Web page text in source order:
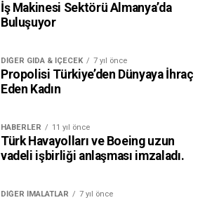
İş Makinesi Sektörü Almanya’da
Buluşuyor
DIĞER GIDA & İÇECEK 7 yıl önce
Propolisi Türkiye’den Dünyaya İhraç
Eden Kadın
HABERLER 11 yıl önce
Türk Havayolları ve Boeing uzun
vadeli işbirliği anlaşması imzaladı.
DIĞER İMALATLAR 7 yıl önce